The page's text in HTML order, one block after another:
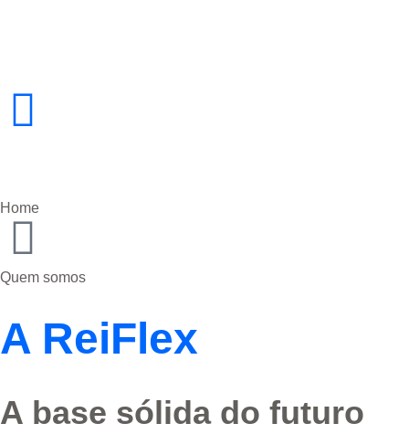
Home
Quem somos
A ReiFlex
A base sólida do futuro